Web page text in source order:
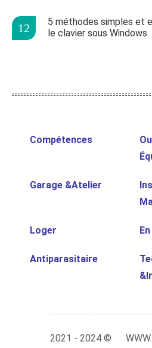
5 méthodes simples et
le clavier sous Windows
Compétences
Garage &Atelier
Loger
Antiparasitaire
2021 - 2024 ©